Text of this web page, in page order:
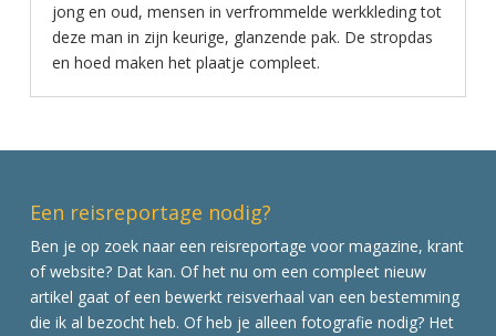
jong en oud, mensen in verfrommelde werkkleding tot
deze man in zijn keurige, glanzende pak. De stropdas
en hoed maken het plaatje compleet.
Een reisreportage nodig?
Ben je op zoek naar een reisreportage voor magazine, krant
of website? Dat kan. Of het nu om een compleet nieuw
artikel gaat of een bewerkt reisverhaal van een bestemming
die ik al bezocht heb. Of heb je alleen fotografie nodig? Het